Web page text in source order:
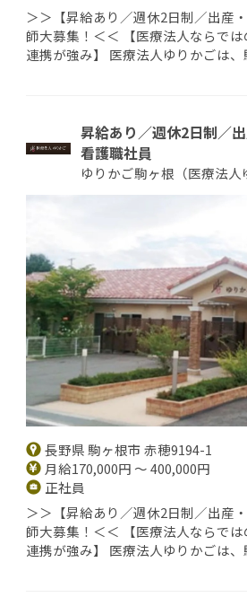
＞＞【昇給あり／週休2日制／出産
師大募集！＜＜ 【医療法人ならで
連携が強み】 医療法人ゆりかごは、
昇給あり／週休2日制／
看護職社員
ゆりかご駒ヶ根（医療法人
長野県 駒ヶ根市 赤穂9194-1
月給170,000円 ～ 400,000円
正社員
＞＞【昇給あり／週休2日制／出産
師大募集！＜＜ 【医療法人ならで
連携が強み】 医療法人ゆりかごは、